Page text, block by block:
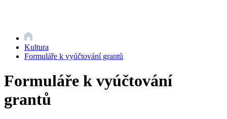
Kultura
Formuláře k vyúčtování grantů
Formuláře k vyúčtování
grantů